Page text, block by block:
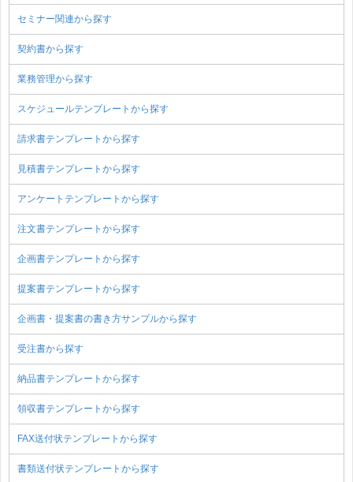
セミナー関連から探す
契約書から探す
業務管理から探す
スケジュールテンプレートから探す
請求書テンプレートから探す
見積書テンプレートから探す
アンケートテンプレートから探す
注文書テンプレートから探す
企画書テンプレートから探す
提案書テンプレートから探す
企画書・提案書の書き方サンプルから探す
受注書から探す
納品書テンプレートから探す
領収書テンプレートから探す
FAX送付状テンプレートから探す
書類送付状テンプレートから探す